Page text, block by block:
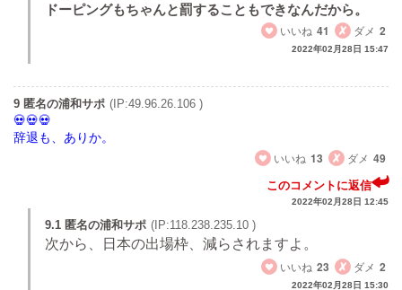
ドーピングもちゃんと罰することもできなんだから。
いいね 41 ダメ 2
2022年02月28日 15:47
9 匿名の浦和サポ (IP:49.96.26.106 )
辞退も、ありか。
いいね 13 ダメ 49
このコメントに返信
2022年02月28日 12:45
9.1 匿名の浦和サポ (IP:118.238.235.10 )
次から、日本の出場枠、減らされますよ。
いいね 23 ダメ 2
2022年02月28日 15:30